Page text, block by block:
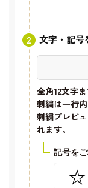
文字・記号
全角12文字
刺繍は一行
刺繍プレビ
れます。
記号を
☆